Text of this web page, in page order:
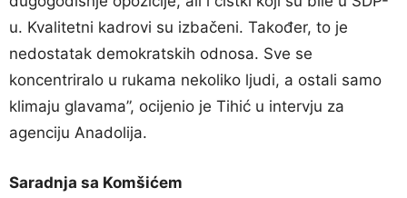
u. Kvalitetni kadrovi su izbačeni. Također, to je
nedostatak demokratskih odnosa. Sve se
koncentriralo u rukama nekoliko ljudi, a ostali samo
klimaju glavama”, ocijenio je Tihić u intervju za
agenciju Anadolija.
Saradnja sa Komšićem